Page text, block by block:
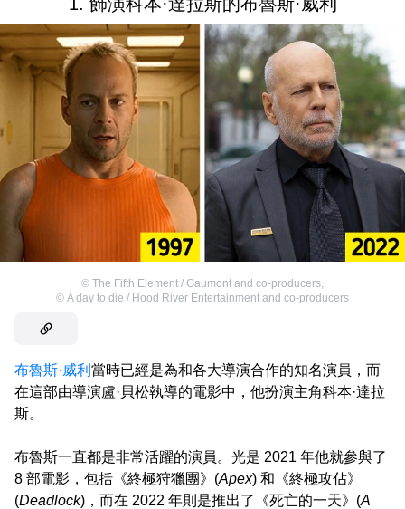
© The Fifth Element / Gaumont and co-producers
© A day to die / Hood River Entertainment and co-producers
布魯斯·威利 當時已經是為和各大導演合作的知名演員，而
在這部由導演盧·貝松執導的電影中，他扮演主角科本·達拉
斯。
布魯斯一直都是非常活躍的演員。光是 2021 年他就參與了
8 部電影，包括《終極狩獵團》(Apex) 和《終極攻佔》
(Deadlock)，而在 2022 年則是推出了《死亡的一天》(A